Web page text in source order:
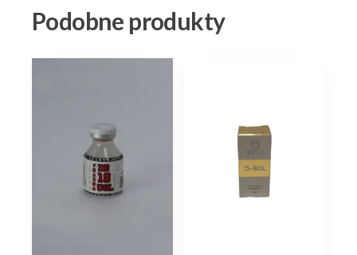
100mg
Iron
Podobne produkty